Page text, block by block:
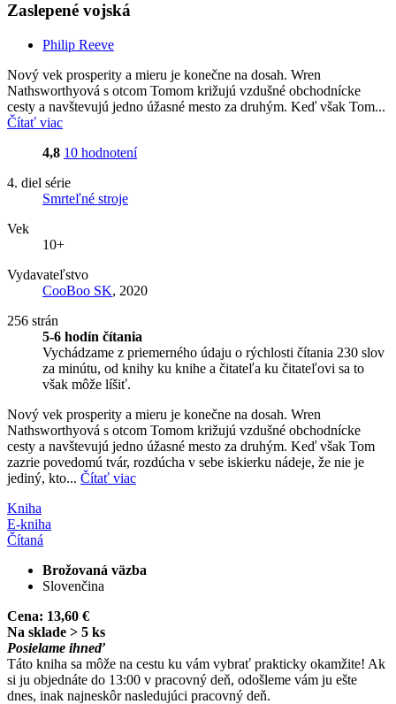
Zaslepené vojská
Philip Reeve
Nový vek prosperity a mieru je konečne na dosah. Wren
Nathsworthyová s otcom Tomom križujú vzdušné obchodnícke
cesty a navštevujú jedno úžasné mesto za druhým. Keď však Tom...
Čítať viac
4,8 10 hodnotení
4. diel série
Smrteľné stroje
Vek
10+
Vydavateľstvo
CooBoo SK, 2020
256 strán
5-6 hodín čítania
Vychádzame z priemerného údaju o rýchlosti čítania 230 slov
za minútu, od knihy ku knihe a čitateľa ku čitateľovi sa to
však môže líšiť.
Nový vek prosperity a mieru je konečne na dosah. Wren
Nathsworthyová s otcom Tomom križujú vzdušné obchodnícke
cesty a navštevujú jedno úžasné mesto za druhým. Keď však Tom
zazrie povedomú tvár, rozdúcha v sebe iskierku nádeje, že nie je
jediný, kto... Čítať viac
Kniha
E-kniha
Čítaná
Brožovaná väzba
Slovenčina
Cena: 13,60 €
Na sklade > 5 ks
Posielame ihneď
Táto kniha sa môže na cestu ku vám vybrať prakticky okamžite! Ak
si ju objednáte do 13:00 v pracovný deň, odošleme vám ju ešte
dnes, inak najneskôr nasledujúci pracovný deň.